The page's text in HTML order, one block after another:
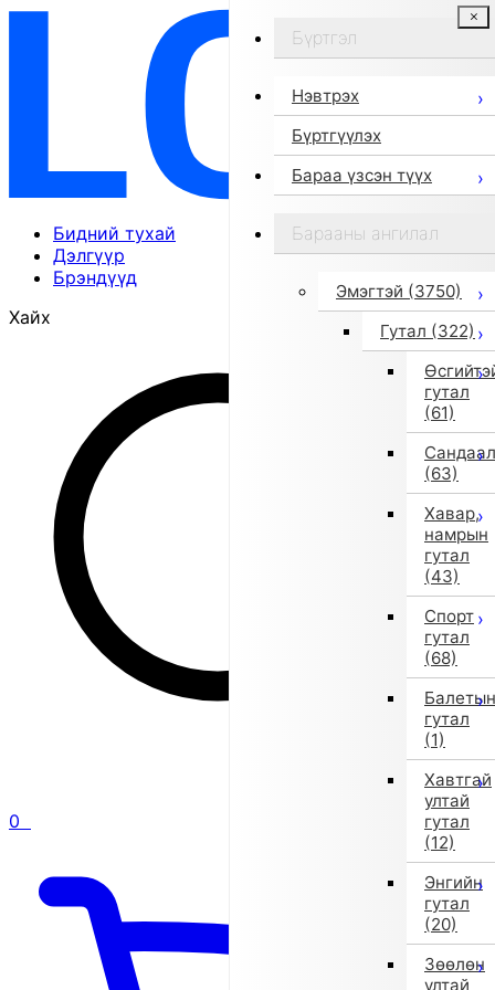
Бидний тухай
Дэлгүүр
Брэндүүд
Хайх
0
Бүртгэл
Нэвтрэх
Бүртгүүлэх
Бараа үзсэн түүх
Барааны ангилал
Эмэгтэй (3750)
Гутал (322)
гутал
(61)
Сандаал
(63)
Хавар,
намрын
гутал
(43)
Спорт
гутал
(68)
Балетын
гутал
(1)
Хавтгай
ултай
гутал
(12)
Энгийн
гутал
(20)
Зөөлөн
ултай